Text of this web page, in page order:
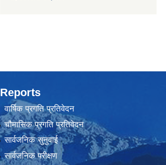
Reports
वार्षिक प्रगति प्रतिवेदन
चौमासिक प्रगति प्रतिवेदन
सार्वजनिक सुनुवाई
सार्वजनिक परीक्षण